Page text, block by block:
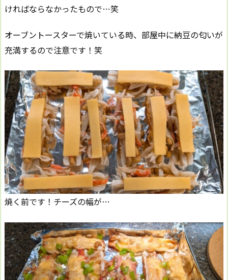
ければならなかったもので…笑
オーブントースターで焼いている時、部屋中に納豆の匂いが
充満するので注意です！笑
焼く前です！チーズの幅が…